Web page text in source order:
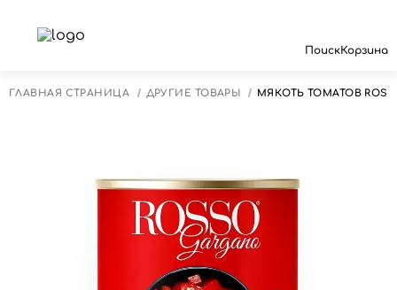
ПоискКорзина
ГЛАВНАЯ СТРАНИЦА ДРУГИЕ ТОВАРЫ МЯКОТЬ ТОМАТОВ